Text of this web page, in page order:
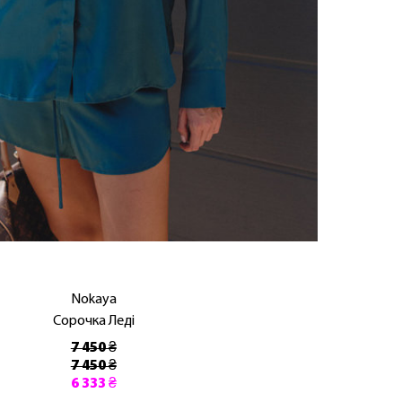
Nokaya
Сорочка Леді
7 450 ₴
7 450 ₴
6 333 ₴